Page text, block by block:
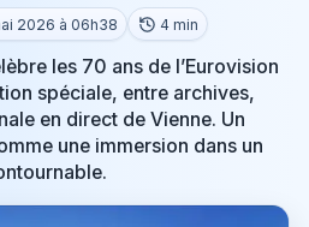
2026 à 06h38 4 min
les 70 ans de l’Eurovision
spéciale, entre archives,
en direct de Vienne. Un
une immersion dans un